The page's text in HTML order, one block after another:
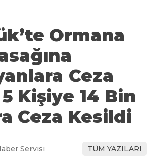
Ormana
Ceza
5 Kişiye 14 Bin
Ceza Kesildi
Servisi TÜM YAZILARI